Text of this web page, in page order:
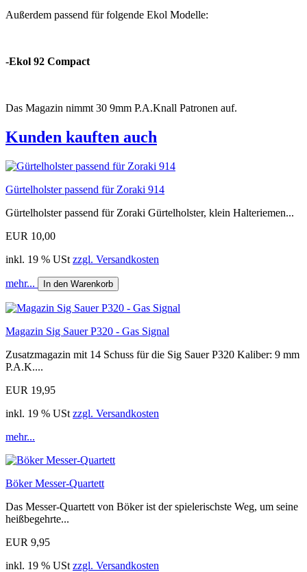
Außerdem passend für folgende Ekol Modelle:
-Ekol 92 Compact
Das Magazin nimmt 30 9mm P.A.Knall Patronen auf.
Kunden kauften auch
Gürtelholster passend für Zoraki 914
Gürtelholster passend für Zoraki Gürtelholster, klein Halteriemen...
EUR 10,00
inkl. 19 % USt zzgl. Versandkosten
mehr... In den Warenkorb
Magazin Sig Sauer P320 - Gas Signal
Zusatzmagazin mit 14 Schuss für die Sig Sauer P320 Kaliber: 9 mm
P.A.K....
EUR 19,95
inkl. 19 % USt zzgl. Versandkosten
mehr...
Böker Messer-Quartett
Das Messer-Quartett von Böker ist der spielerischste Weg, um seine
heißbegehrte...
EUR 9,95
inkl. 19 % USt zzgl. Versandkosten